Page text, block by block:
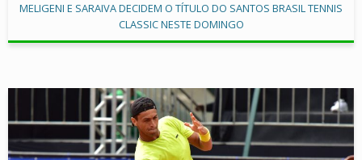
MELIGENI E SARAIVA DECIDEM O TÍTULO DO SANTOS BRASIL TENNIS
CLASSIC NESTE DOMINGO